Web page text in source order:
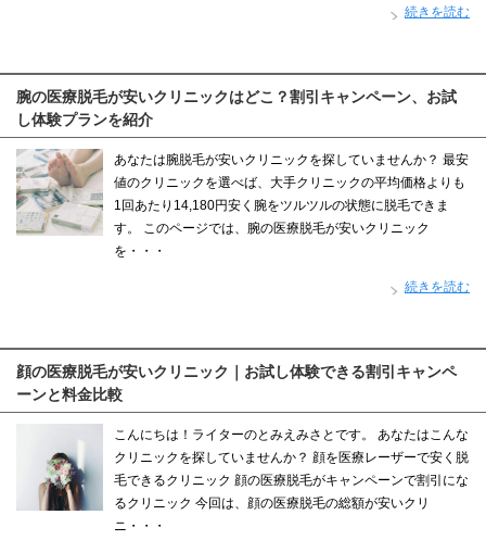
続きを読む
腕の医療脱毛が安いクリニックはどこ？割引キャンペーン、お試
し体験プランを紹介
あなたは腕脱毛が安いクリニックを探していませんか？ 最安
値のクリニックを選べば、大手クリニックの平均価格よりも
1回あたり14,180円安く腕をツルツルの状態に脱毛できま
す。 このページでは、腕の医療脱毛が安いクリニック
を・・・
続きを読む
顔の医療脱毛が安いクリニック｜お試し体験できる割引キャンペ
ーンと料金比較
こんにちは！ライターのとみえみさとです。 あなたはこんな
クリニックを探していませんか？ 顔を医療レーザーで安く脱
毛できるクリニック 顔の医療脱毛がキャンペーンで割引にな
るクリニック 今回は、顔の医療脱毛の総額が安いクリ
ニ・・・